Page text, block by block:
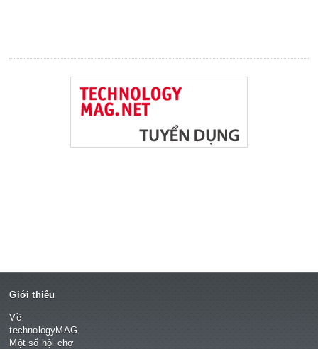
Giới thiệu
Về
technologyMAG
Một số hội chợ